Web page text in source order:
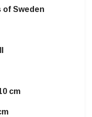
of Sweden
cm